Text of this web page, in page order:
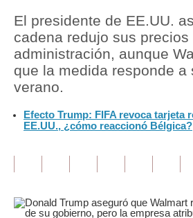
Política
Tu Dinero
Finanzas Personales
Inmobiliarias
Opinión
Editorial
El presidente de EE.UU.
cadena redujo sus
administración, aunque
que la medida responde a
verano.
Efecto Trump: FIFA revoca tarjeta
EE.UU., ¿cómo reaccionó Bélgica?